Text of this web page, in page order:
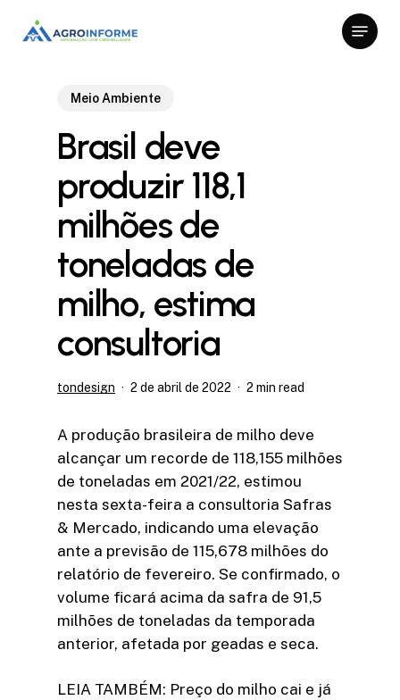
Menu
Meio Ambiente
Brasil deve
produzir 118,1
milhões de
toneladas de
milho, estima
consultoria
tondesign 2 de abril de 2022 2 min read
A produção brasileira de milho deve
alcançar um recorde de 118,155 milhões
de toneladas em 2021/22, estimou
nesta sexta-feira a consultoria Safras
& Mercado, indicando uma elevação
ante a previsão de 115,678 milhões do
relatório de fevereiro. Se confirmado, o
volume ficará acima da safra de 91,5
milhões de toneladas da temporada
anterior, afetada por geadas e seca.
LEIA TAMBÉM: Preço do milho cai e já